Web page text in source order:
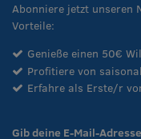
Abonniere jetzt unseren
Vorteile:
Genieße einen 50€
Profitiere von
Erfahre als Erste/r
Gib deine E-Mail-